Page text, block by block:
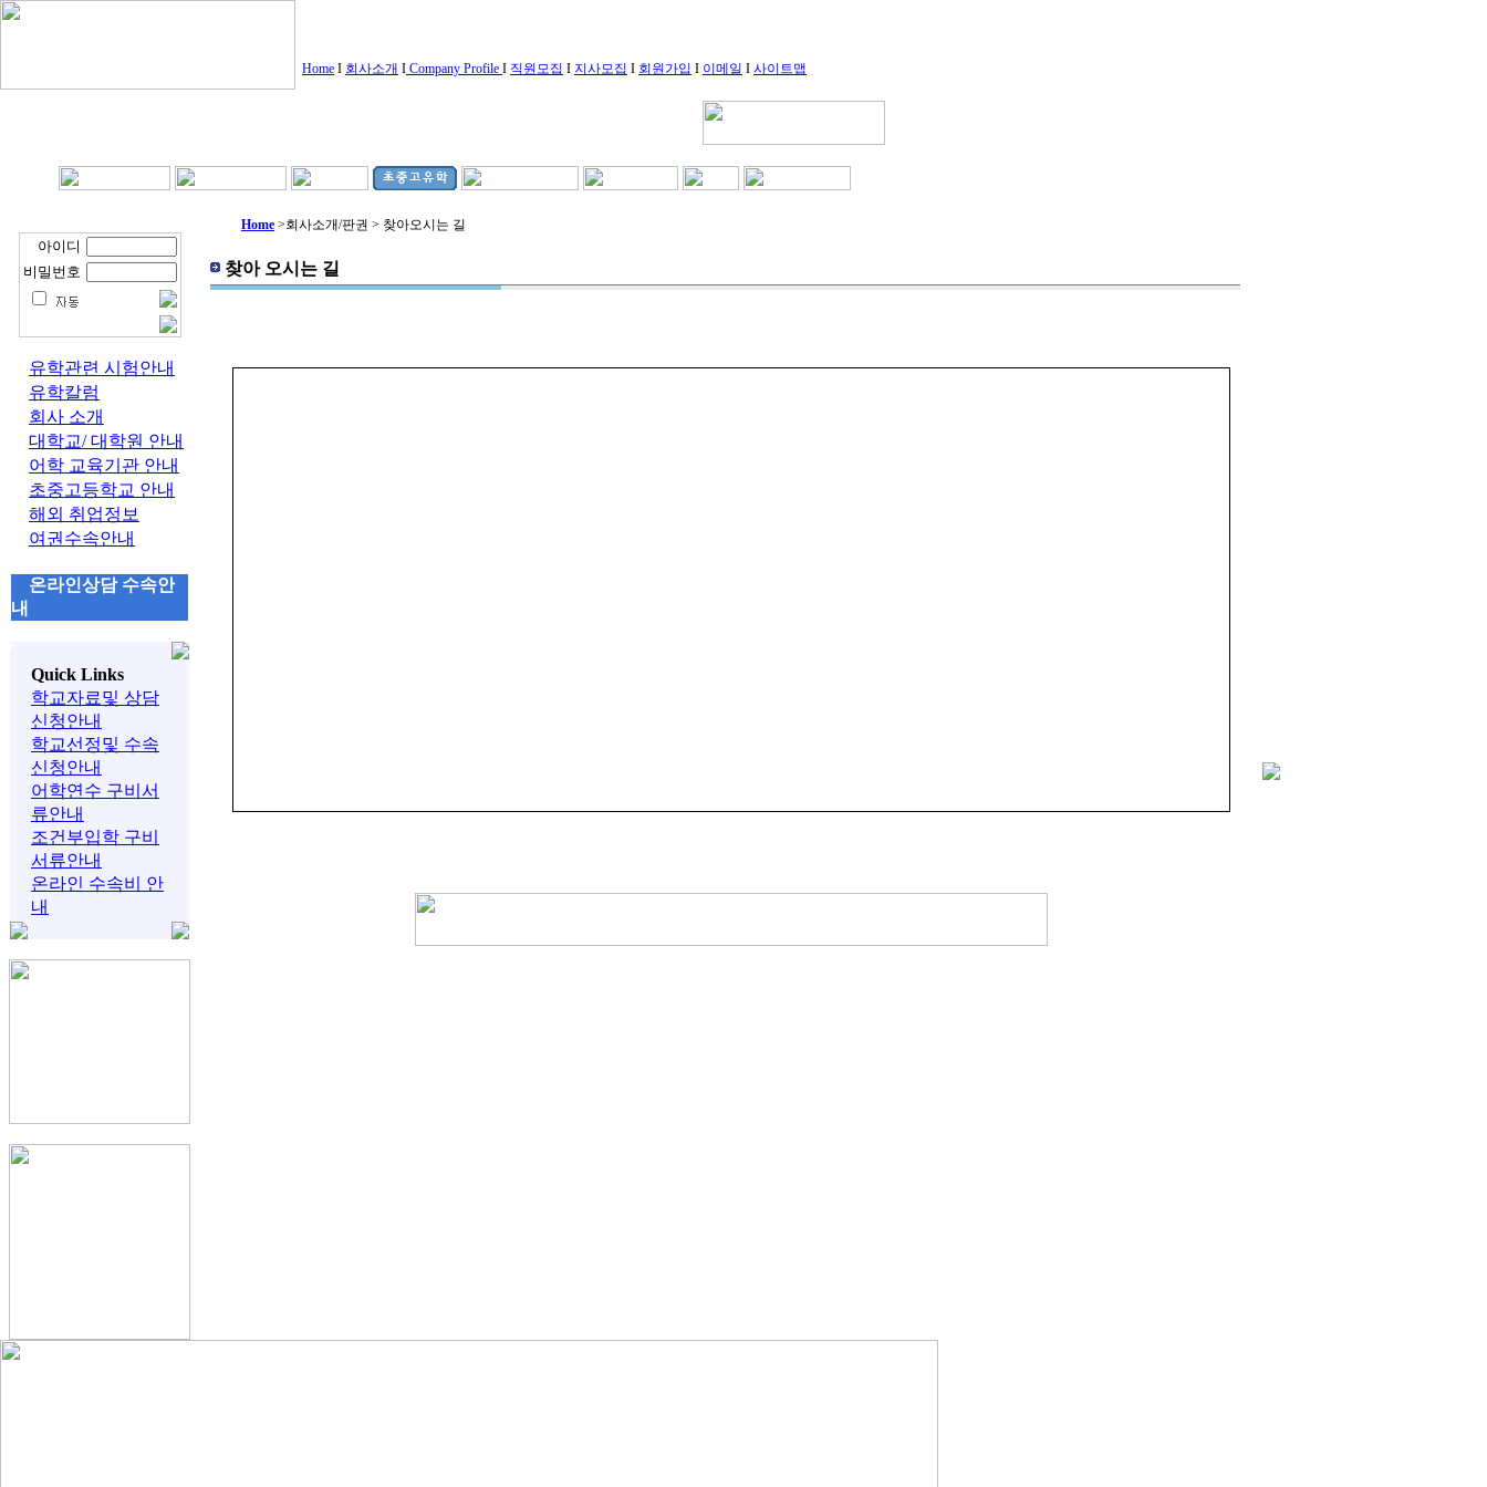
Home I 회사소개 I Company Profile I 직원모집 I 지사모집 I 회원가입 I 이메일 I 사이트맵
아이디
비밀번호
유학관련 시험안내
유학칼럼
회사 소개
대학교/ 대학원 안내
어학 교육기관 안내
초중고등학교 안내
해외 취업정보
여권수속안내
온라인상담 수속안
내
Quick Links
학교자료및 상담
신청안내
학교선정및 수속
신청안내
어학연수 구비서
류안내
조건부입학 구비
서류안내
온라인 수속비 안
내
Home >회사소개/판권 > 찾아오시는 길
찾아 오시는 길